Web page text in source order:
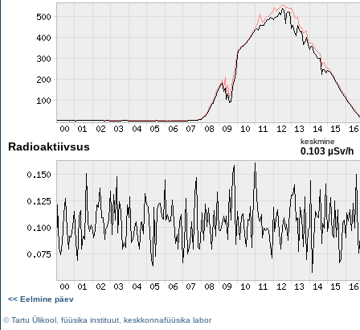
Radioaktiivsus keskmine
0.103 µSv/h
<< Eelmine päev
©Tartu Ülikool füüsika instituut keskkonnafüüsika labor